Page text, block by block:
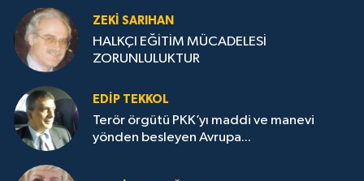
ZEKI SARIHAN
HALKÇI EĞİTİM MÜCADELESİ
ZORUNLULUKTUR
EDIP TEKKOL
Terör örgütü PKK’yı maddi ve manevi
yönden besleyen Avrupa...